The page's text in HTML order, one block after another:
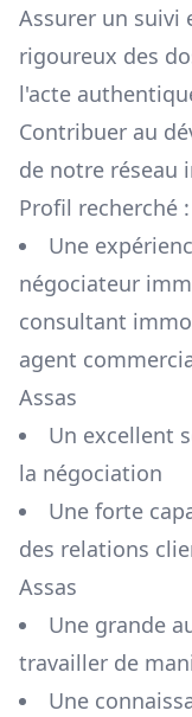
Assurer un suivi
rigoureux des
l'acte
Contribuer au
de notre réseau
Profil recherché :
Une
négociateur
consultant
agent
Assas
Un excellent
la négociation
Une forte
des relations
Assas
Une grande
travailler de
Une